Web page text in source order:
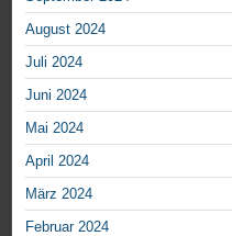
August 2024
Juli 2024
Juni 2024
Mai 2024
April 2024
März 2024
Februar 2024